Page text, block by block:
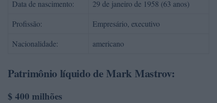
Data de nascimento:
29 de janeiro de 1958 (63 anos)
Profissão:
Empresário, executivo
Nacionalidade:
americano
Patrimônio líquido de Mark Mastrov:
$ 400 milhões